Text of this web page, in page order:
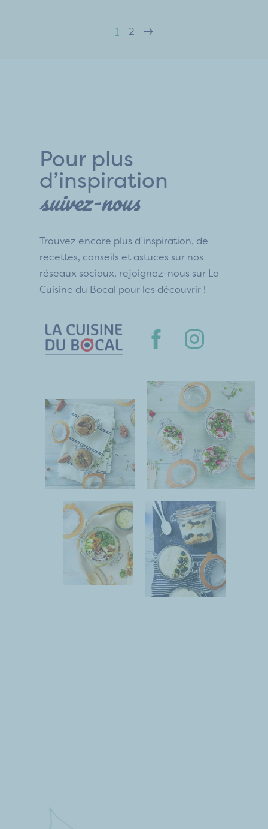
1 2
Pour plus
d’inspiration
suivez-nous
Trouvez encore plus d’inspiration, de
recettes, conseils et astuces sur nos
réseaux sociaux, rejoignez-nous sur La
Cuisine du Bocal pour les découvrir !